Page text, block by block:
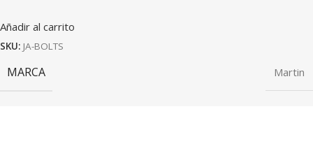
Añadir al carrito
SKU: JA-BOLTS
MARCA Martin